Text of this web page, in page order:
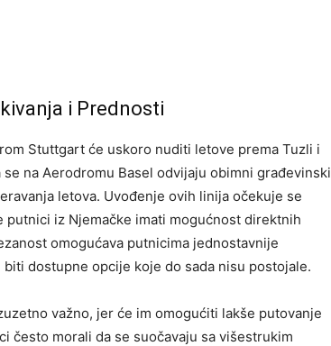
i Prednosti
Stuttgart će uskoro nuditi letove prema Tuzli i
na Aerodromu Basel odvijaju obimni građevinski
letova. Uvođenje ovih linija očekuje se
iz Njemačke imati mogućnost direktnih
omogućava putnicima jednostavnije
dostupne opcije koje do sada nisu postojale.
važno, jer će im omogućiti lakše putovanje
često morali da se suočavaju sa višestrukim